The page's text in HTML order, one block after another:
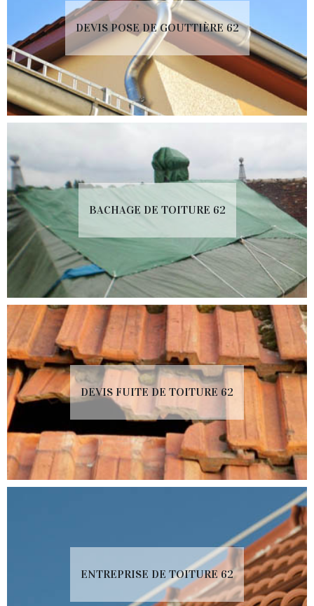
DEVIS POSE DE GOUTTIÈRE 62
BACHAGE DE TOITURE 62
DEVIS FUITE DE TOITURE 62
ENTREPRISE DE TOITURE 62